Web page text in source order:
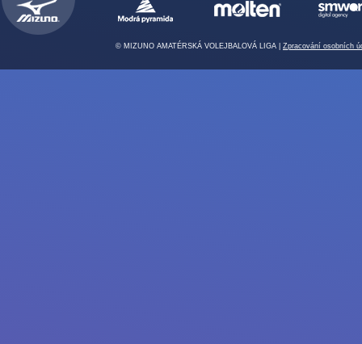
© MIZUNO AMATÉRSKÁ VOLEJBALOVÁ LIGA | Zpracování osobních